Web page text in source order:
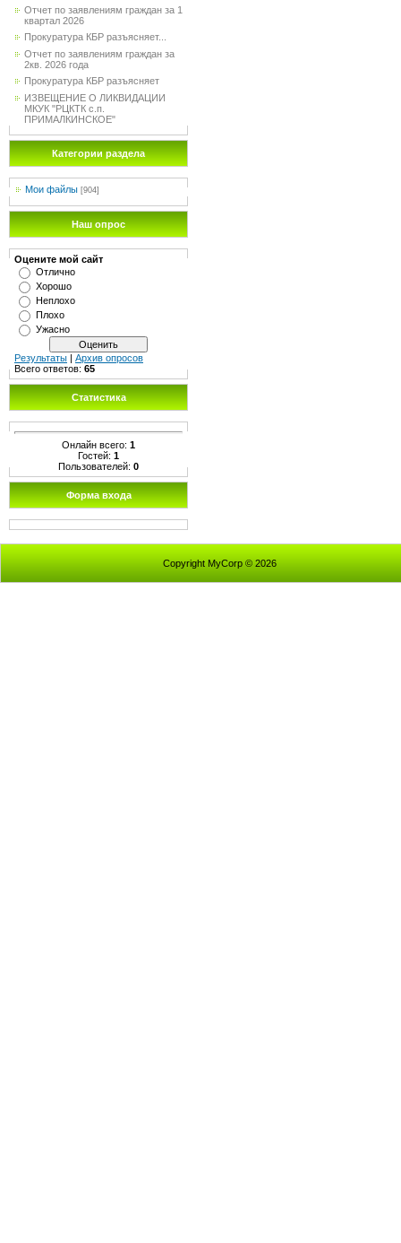
Отчет по заявлениям граждан за 1
квартал 2026
Прокуратура КБР разъясняет...
Отчет по заявлениям граждан за
2кв. 2026 года
Прокуратура КБР разъясняет
ИЗВЕЩЕНИЕ О ЛИКВИДАЦИИ
МКУК "РЦКТК с.п.
ПРИМАЛКИНСКОЕ"
Категории раздела
Мои файлы [904]
Наш опрос
Оцените мой сайт
Отлично
Хорошо
Неплохо
Плохо
Ужасно
Результаты | Архив опросов
Всего ответов: 65
Статистика
Онлайн всего: 1
Гостей: 1
Пользователей: 0
Форма входа
Copyright MyCorp © 2026